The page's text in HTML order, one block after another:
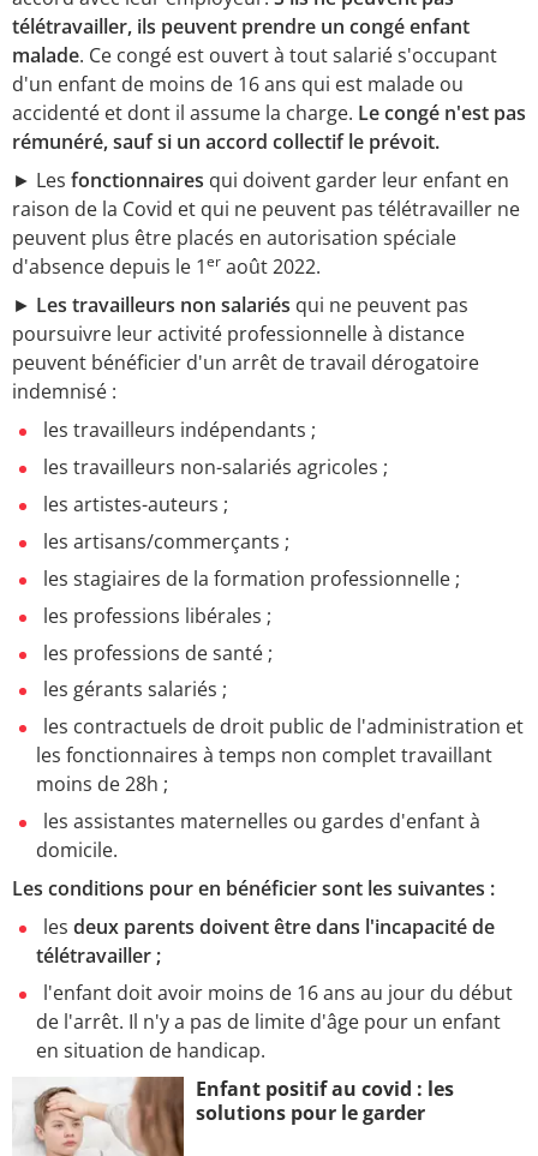
télétravailler, ils peuvent prendre un congé enfant
malade. Ce congé est ouvert à tout salarié s'occupant
d'un enfant de moins de 16 ans qui est malade ou
accidenté et dont il assume la charge. Le congé n'est pas
rémunéré, sauf si un accord collectif le prévoit.
► Les fonctionnaires qui doivent garder leur enfant en
raison de la Covid et qui ne peuvent pas télétravailler ne
peuvent plus être placés en autorisation spéciale
d'absence depuis le 1er août 2022.
► Les travailleurs non salariés qui ne peuvent pas
poursuivre leur activité professionnelle à distance
peuvent bénéficier d'un arrêt de travail dérogatoire
indemnisé :
les travailleurs indépendants ;
les travailleurs non-salariés agricoles ;
les artistes-auteurs ;
les artisans/commerçants ;
les stagiaires de la formation professionnelle ;
les professions libérales ;
les professions de santé ;
les gérants salariés ;
les contractuels de droit public de l'administration et
les fonctionnaires à temps non complet travaillant
moins de 28h ;
les assistantes maternelles ou gardes d'enfant à
domicile.
Les conditions pour en bénéficier sont les suivantes :
les deux parents doivent être dans l'incapacité de
télétravailler ;
l'enfant doit avoir moins de 16 ans au jour du début
de l'arrêt. Il n'y a pas de limite d'âge pour un enfant
en situation de handicap.
Enfant positif au covid : les
solutions pour le garder